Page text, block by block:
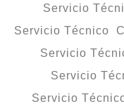
Servicio
Servicio Técnico
Servicio
Servicio
Servicio